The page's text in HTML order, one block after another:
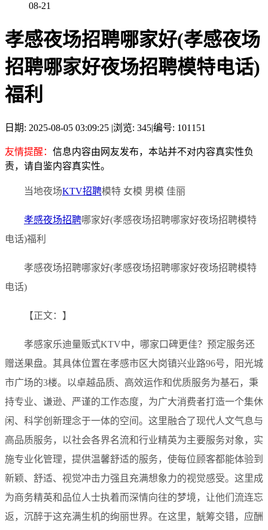
08-21
孝感夜场招聘哪家好(孝感夜场
招聘哪家好夜场招聘模特电话)
福利
日期: 2025-08-05 03:09:25 |浏览: 345|编号: 101151
友情提醒： 信息内容由网友发布，本站并不对内容真实性负
责，请自鉴内容真实性。
当地夜场KTV招聘模特 女模 男模 佳丽
孝感夜场招聘哪家好(孝感夜场招聘哪家好夜场招聘模特
电话)福利
孝感夜场招聘哪家好(孝感夜场招聘哪家好夜场招聘模特
电话)
【正文：】
孝感家乐迪量贩式KTV中，哪家口碑更佳？预定服务还
赠送果盘。其具体位置在孝感市区大岗镇兴业路96号，阳光城
市广场的3楼。以卓越品质、高效运作和优质服务为基石，秉
持专业、谦逊、严谨的工作态度，为广大消费者打造一个集休
闲、科学创新理念于一体的空间。这里融合了现代人文气息与
高品质服务，以社会各界名流和行业精英为主要服务对象，实
施专业化管理，提供温馨舒适的服务，使每位顾客都能体验到
新颖、舒适、视觉冲击力强且充满想象力的视觉感受。这里成
为商务精英和品位人士执着而深情向往的梦境，让他们流连忘
返，沉醉于这充满生机的绚丽世界。在这里，觥筹交错，应酬